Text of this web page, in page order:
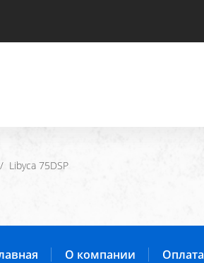
/  Libyca 75DSP
О компании Оплата